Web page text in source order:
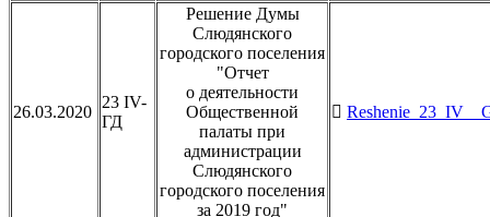
26.03.2020
23 IV-
ГД
Решение Думы
Слюдянского
городского поселения
"Отчет
о деятельности
Общественной
палаты при
администрации
Слюдянского
городского поселения
за 2019 год"